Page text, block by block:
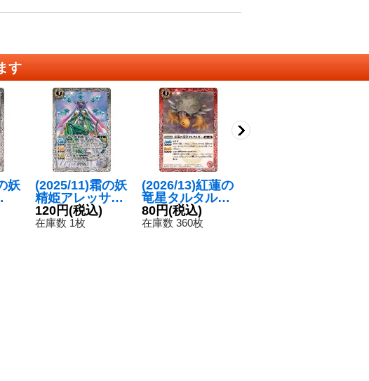
す
妖
(2025/11)霜の妖
精姫アレッサ
【M】{BS71-03
5}《白》
120円(税込)
在庫数 1枚
(2026/13)紅蓮の
竜星タルタルガ
ー【R】{BS76-
003}《赤》
80円(税込)
在庫数 360枚